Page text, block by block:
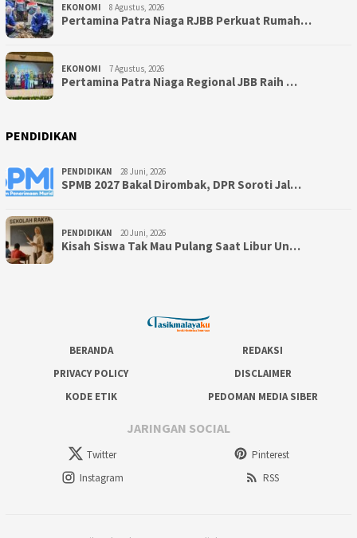
EKONOMI 8 Agustus, 2026
Pertamina Patra Niaga RJBB Perkuat Rumah…
EKONOMI 7 Agustus, 2026
Pertamina Patra Niaga Regional JBB Raih …
PENDIDIKAN
PENDIDIKAN 28 Juni, 2026
SPMB 2027 Bakal Dirombak, DPR Soroti Jal…
PENDIDIKAN 20 Juni, 2026
Kisah Siswa Tak Mau Pulang Saat Libur Un…
BERANDA
REDAKSI
PRIVACY POLICY
DISCLAIMER
KODE ETIK
PEDOMAN MEDIA SIBER
JARINGAN SOCIAL
Twitter
Pinterest
Instagram
RSS